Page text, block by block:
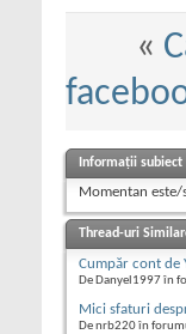
«
Informații subiect
Momentan este/
Thread-uri
Cumpăr cont de
De Danyel1997 în
Mici sfaturi
De nrb220 în